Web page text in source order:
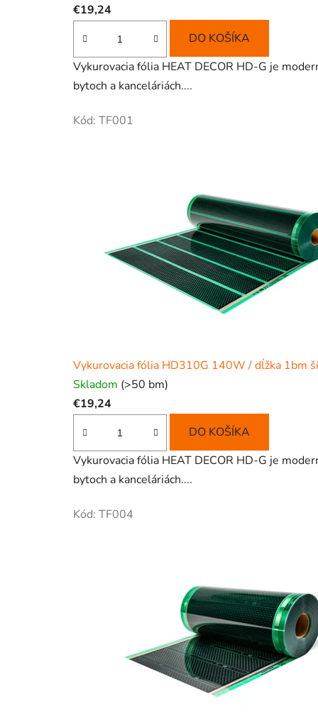
€19,24
DO KOŠÍKA
Vykurovacia fólia HEAT DECOR HD-G je
bytoch a kanceláriách....
Kód: TF001
Vykurovacia fólia HD310G 140W / dĺžka 1bm
Skladom (>50 bm)
€19,24
DO KOŠÍKA
Vykurovacia fólia HEAT DECOR HD-G je
bytoch a kanceláriách....
Kód: TF004